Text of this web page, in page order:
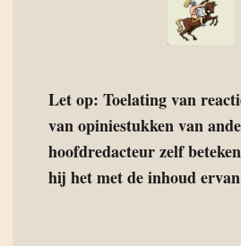
Let op: Toelating van
van opiniestukken van
hoofdredacteur zelf
hij het met de inhoud ervan